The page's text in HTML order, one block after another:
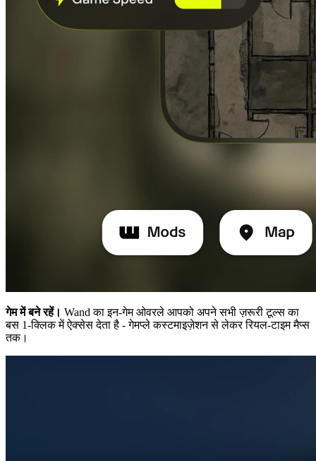
गेम में बने रहें। Wand का इन-गेम ओवरले आपको अपने सभी ज़रूरी टूल्स का
बस 1-क्लिक में ऐक्सेस देता है - गेमप्ले कस्टमाइज़ेशन से लेकर रियल-टाइम मैप्स
तक।